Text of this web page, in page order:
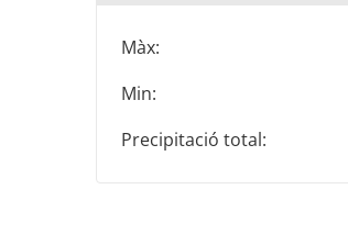
Màx:
Min:
Precipitació total: